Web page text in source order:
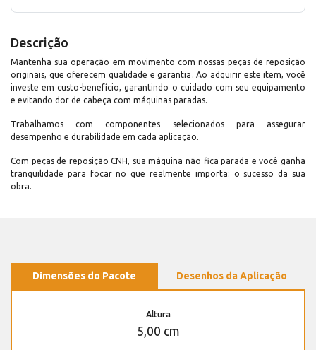
Descrição
Mantenha sua operação em movimento com nossas peças de reposição
originais, que oferecem qualidade e garantia. Ao adquirir este item, você
investe em custo-benefício, garantindo o cuidado com seu equipamento
e evitando dor de cabeça com máquinas paradas.
Trabalhamos com componentes selecionados para assegurar
desempenho e durabilidade em cada aplicação.
Com peças de reposição CNH, sua máquina não fica parada e você ganha
tranquilidade para focar no que realmente importa: o sucesso da sua
obra.
Dimensões do Pacote Desenhos da Aplicação
Altura
5,00 cm